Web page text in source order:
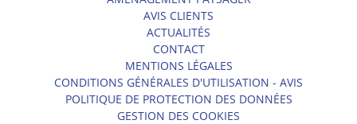
AVIS CLIENTS
ACTUALITÉS
CONTACT
MENTIONS LÉGALES
CONDITIONS GÉNÉRALES D'UTILISATION - AVIS
POLITIQUE DE PROTECTION DES DONNÉES
GESTION DES COOKIES